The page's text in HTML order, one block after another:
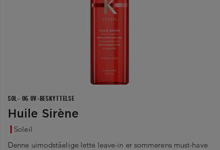
SOL- OG UV-BESKYTTELSE
Huile Sirène
Soleil
Denne uimodståelige lette leave-in er sommerens must-have